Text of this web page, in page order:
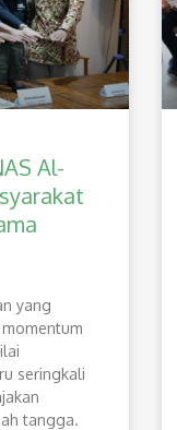
Al-
yang
seringkali
tangga.